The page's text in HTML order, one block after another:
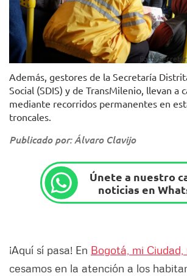
Foto:
Además, gestores de la Secretaría
Social (SDIS) y de TransMilenio, llevan a
mediante recorridos permanentes en
troncales.
Publicado por: Álvaro Clavijo
Únete a nuestro
noticias en
¡Aquí sí pasa! En Bogotá, mi Ciudad,
cesamos en la atención a los